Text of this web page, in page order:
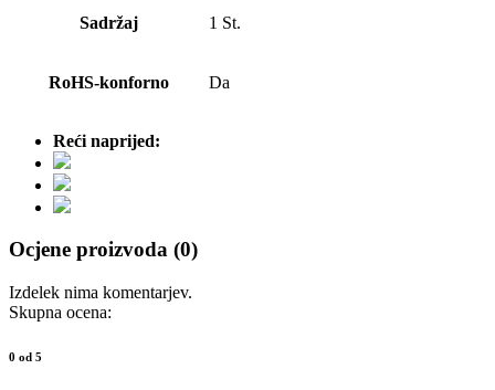
Sadržaj 1 St.
RoHS-konforno Da
Reći naprijed:
Ocjene proizvoda (0)
Izdelek nima komentarjev.
Skupna ocena:
0 od 5